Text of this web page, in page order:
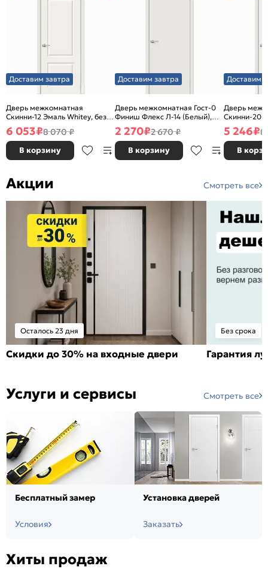
Доставим завтра
Дверь межкомнатная
Скинни-12 Эмаль Whitey, без
декора, глухая, без стекла,
без кромки, скиновая
6 053₽8 070 ₽
В корзину
Доставим завтра
Дверь межкомнатная Гост-0
Финиш Флекс Л-14 (Белый),
глухая, каркасно-щитовая
2 270₽2 670 ₽
В корзину
Доставим
Дверь
Скинни-20
декора,
без кромки,
5 246₽8
В
Акции Смотреть все
Осталось 23 дня
Скидки до 30% на входные двери
Без срока
Гарантия
Услуги и сервисы Смотреть все
Бесплатный замер
Условия
Установка дверей
Заказать
Хиты продаж